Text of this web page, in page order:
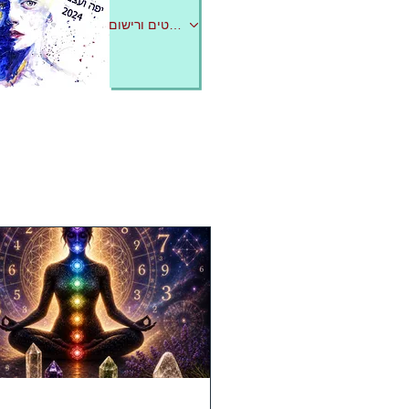
לפרטים ורישום